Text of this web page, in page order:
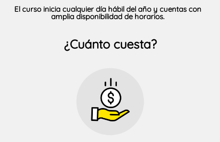
El curso inicia cualquier día hábil del año y cuentas con
amplia disponibilidad de horarios.
¿Cuánto cuesta?